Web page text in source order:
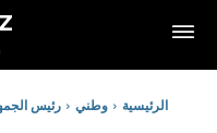
الرئيسية وطني
رئيس